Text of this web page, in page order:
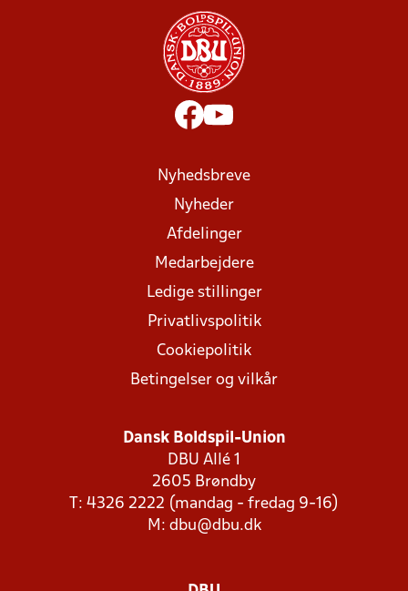
Nyhedsbreve
Nyheder
Afdelinger
Medarbejdere
Ledige stillinger
Privatlivspolitik
Cookiepolitik
Betingelser og vilkår
Dansk Boldspil-Union
DBU Allé 1
2605 Brøndby
T: 4326 2222 (mandag - fredag 9-16)
M: dbu@dbu.dk